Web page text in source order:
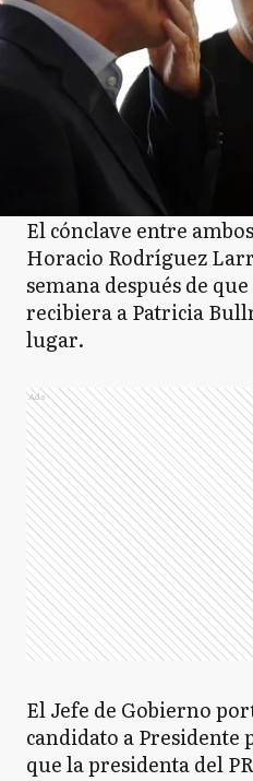
El cónclave entre
Horacio Rodríguez
semana después de
recibiera a Patricia
lugar.
Ads
El Jefe de Gobierno
candidato a
que la presidenta del